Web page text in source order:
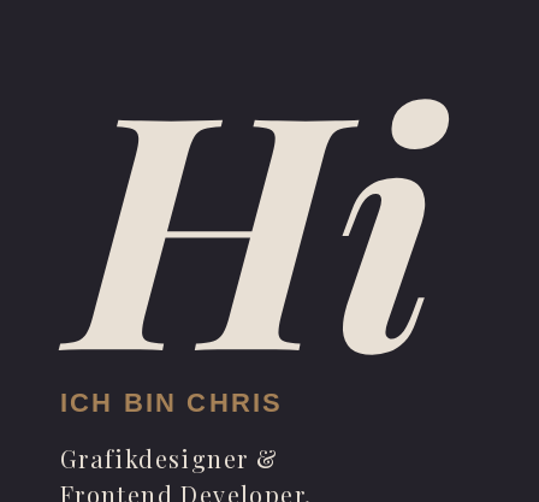
Hi
ICH BIN CHRIS
Grafikdesigner &
Frontend Developer.